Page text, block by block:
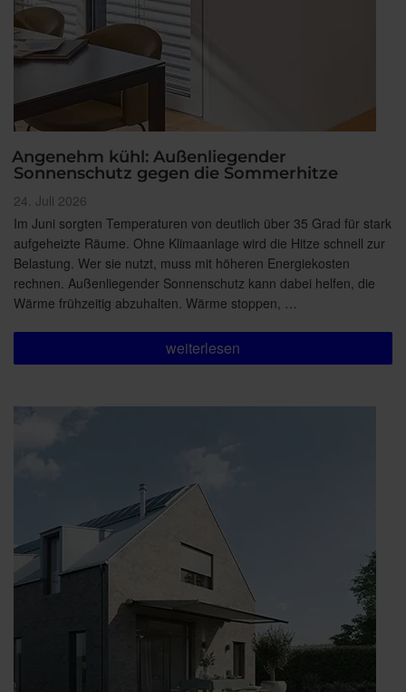
Angenehm kühl: Außenliegender
Sonnenschutz gegen die Sommerhitze
Veröffentlicht
am
24. Juli 2026
Im Juni sorgten Temperaturen von deutlich über 35 Grad für stark
aufgeheizte Räume. Ohne Klimaanlage wird die Hitze schnell zur
Belastung. Wer sie nutzt, muss mit höheren Energiekosten
rechnen. Außenliegender Sonnenschutz kann dabei helfen, die
Wärme frühzeitig abzuhalten. Wärme stoppen, …
„Angenehm
kühl:
gegen
weiterlesen